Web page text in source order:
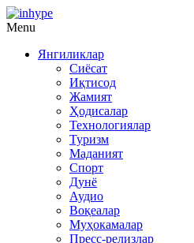
Menu
Янгиликлар
Сиёсат
Иқтисод
Жамият
Ҳодисалар
Технологиялар
Туризм
Маданият
Спорт
Дунё
Аудио
Воқеалар
Муҳокамалар
Пресс-релизлар